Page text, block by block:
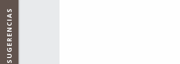
SUGERENCIAS